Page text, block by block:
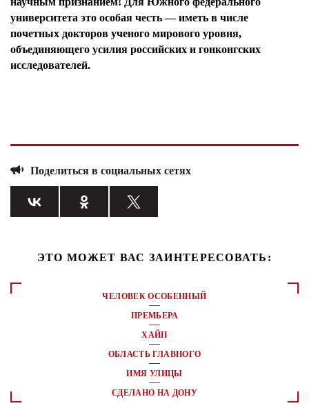
университета это особая честь — иметь в числе
почетных докторов ученого мирового уровня,
объединяющего усилия российских и гонконгских
исследователей.
Поделиться в социальных сетях
ЭТО МОЖЕТ ВАС ЗАИНТЕРЕСОВАТЬ:
ЧЕЛОВЕК ОСОБЕННЫЙ
ПРЕМЬЕРА
ХАЙП
ОБЛАСТЬ ГЛАВНОГО
ИМЯ УЛИЦЫ
СДЕЛАНО НА ДОНУ